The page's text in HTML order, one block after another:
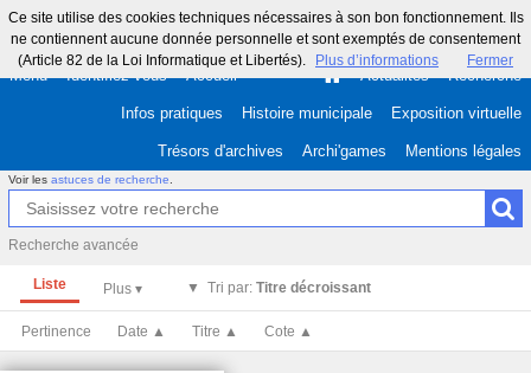
Ce site utilise des cookies techniques nécessaires à son bon fonctionnement. Ils
ne contiennent aucune donnée personnelle et sont exemptés de consentement
(Article 82 de la Loi Informatique et Libertés).
Plus d’informations Fermer
Menu Identifiez-vous Accueil Actualités Recherche
Infos pratiques Histoire municipale Exposition virtuelle
Trésors d'archives Archi'games Mentions légales
Voir les astuces de recherche
Recherche avancée
Liste Tri par: Titre décroissant
Pertinence Date ▲ Titre ▲ Cote ▲